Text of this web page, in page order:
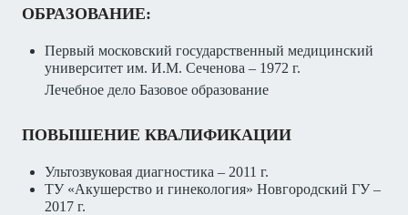
ОБРАЗОВАНИЕ:
Первый московский государственный медицинский
университет им. И.М. Сеченова – 1972 г.
Лечебное дело Базовое образование
ПОВЫШЕНИЕ КВАЛИФИКАЦИИ
Ультозвуковая диагностика – 2011 г.
ТУ «Акушерство и гинекология» Новгородский ГУ –
2017 г.